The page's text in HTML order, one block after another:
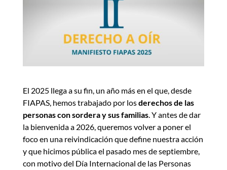
El 2025 llega a su fin, un año más en el que, desde
FIAPAS, hemos trabajado por losderechos de las
personas con sordera y sus familias. Y antes de dar
la bienvenida a 2026, queremos volver a poner el
foco en una reivindicación que define nuestra acción
y que hicimos pública el pasado mes de septiembre,
con motivo del Día Internacional de las Personas